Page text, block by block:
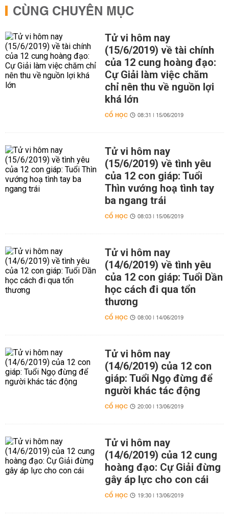
CÙNG CHUYÊN MỤC
Tử vi hôm nay
(15/6/2019) về tài chính
của 12 cung hoàng đạo:
Cự Giải làm việc chăm
chỉ nên thu về nguồn lợi
khá lớn
CỔ HỌC 08:31 | 15/06/2019
Tử vi hôm nay
(15/6/2019) về tình yêu
của 12 con giáp: Tuổi
Thìn vướng hoạ tình tay
ba ngang trái
CỔ HỌC 08:03 | 15/06/2019
Tử vi hôm nay
(14/6/2019) về tình yêu
của 12 con giáp: Tuổi Dần
học cách đi qua tổn
thương
CỔ HỌC 08:00 | 14/06/2019
Tử vi hôm nay
(14/6/2019) của 12 con
giáp: Tuổi Ngọ đừng để
người khác tác động
CỔ HỌC 20:00 | 13/06/2019
Tử vi hôm nay
(14/6/2019) của 12 cung
hoàng đạo: Cự Giải đừng
gây áp lực cho con cái
CỔ HỌC 19:30 | 13/06/2019